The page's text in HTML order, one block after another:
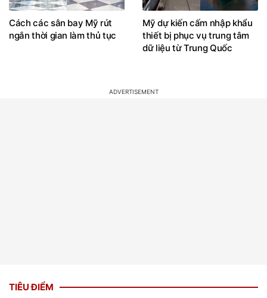
Cách các sân bay Mỹ rút
ngắn thời gian làm thủ tục
Mỹ dự kiến cấm nhập khẩu
thiết bị phục vụ trung tâm
dữ liệu từ Trung Quốc
TIÊU ĐIỂM